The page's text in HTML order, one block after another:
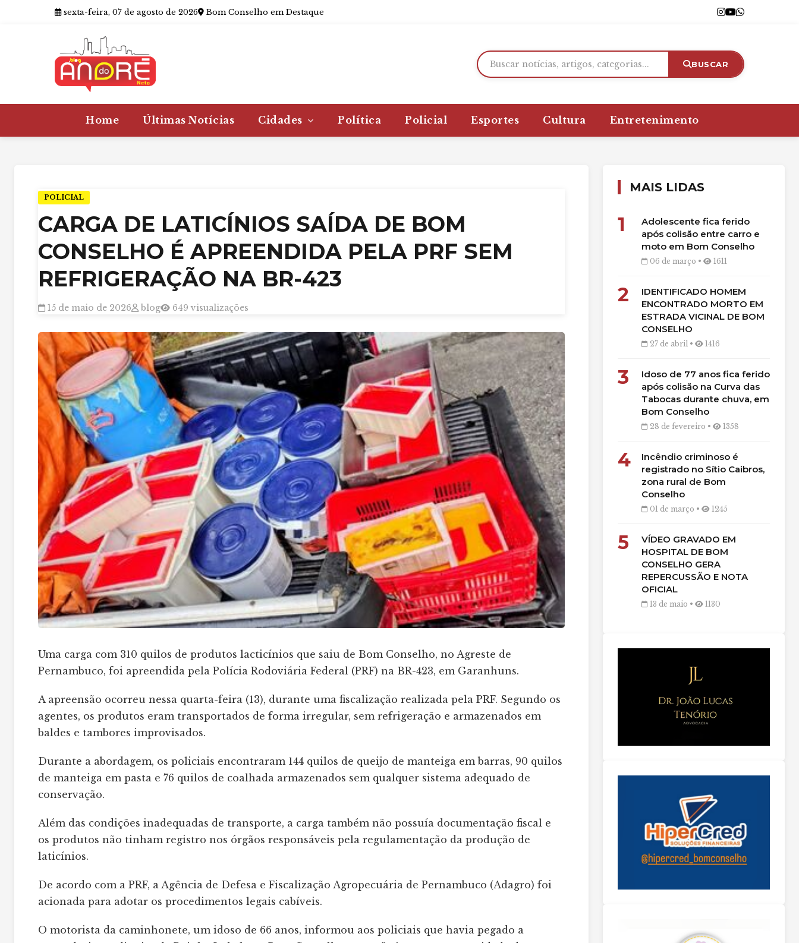
sexta-feira, 07 de agosto de 2026 Bom Conselho em Destaque
BUSCAR
Home Últimas Notícias Cidades Política Policial Esportes Cultura Entretenimento
POLICIAL
CARGA DE LATICÍNIOS SAÍDA DE BOM
CONSELHO É APREENDIDA PELA PRF SEM
REFRIGERAÇÃO NA BR-423
15 de maio de 2026 blog 649 visualizações
Uma carga com 310 quilos de produtos lacticínios que saiu de Bom Conselho, no Agreste de
Pernambuco, foi apreendida pela Polícia Rodoviária Federal (PRF) na BR-423, em Garanhuns.
A apreensão ocorreu nessa quarta-feira (13), durante uma fiscalização realizada pela PRF. Segundo os
agentes, os produtos eram transportados de forma irregular, sem refrigeração e armazenados em
baldes e tambores improvisados.
Durante a abordagem, os policiais encontraram 144 quilos de queijo de manteiga em barras, 90 quilos
de manteiga em pasta e 76 quilos de coalhada armazenados sem qualquer sistema adequado de
conservação.
Além das condições inadequadas de transporte, a carga também não possuía documentação fiscal e
os produtos não tinham registro nos órgãos responsáveis pela regulamentação da produção de
laticínios.
De acordo com a PRF, a Agência de Defesa e Fiscalização Agropecuária de Pernambuco (Adagro) foi
acionada para adotar os procedimentos legais cabíveis.
O motorista da caminhonete, um idoso de 66 anos, informou aos policiais que havia pegado a
MAIS LIDAS
1
Adolescente fica ferido
após colisão entre carro e
moto em Bom Conselho
06 de março • 1611
2
IDENTIFICADO HOMEM
ENCONTRADO MORTO EM
ESTRADA VICINAL DE BOM
CONSELHO
27 de abril • 1416
3
Idoso de 77 anos fica ferido
após colisão na Curva das
Tabocas durante chuva, em
Bom Conselho
28 de fevereiro • 1358
4
Incêndio criminoso é
registrado no Sítio Caibros,
zona rural de Bom
Conselho
01 de março • 1245
5
VÍDEO GRAVADO EM
HOSPITAL DE BOM
CONSELHO GERA
REPERCUSSÃO E NOTA
OFICIAL
13 de maio • 1130